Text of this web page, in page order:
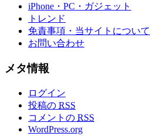
iPhone・PC・ガジェット
トレンド
免責事項・当サイトについて
お問い合わせ
メタ情報
ログイン
投稿の RSS
コメントの RSS
WordPress.org